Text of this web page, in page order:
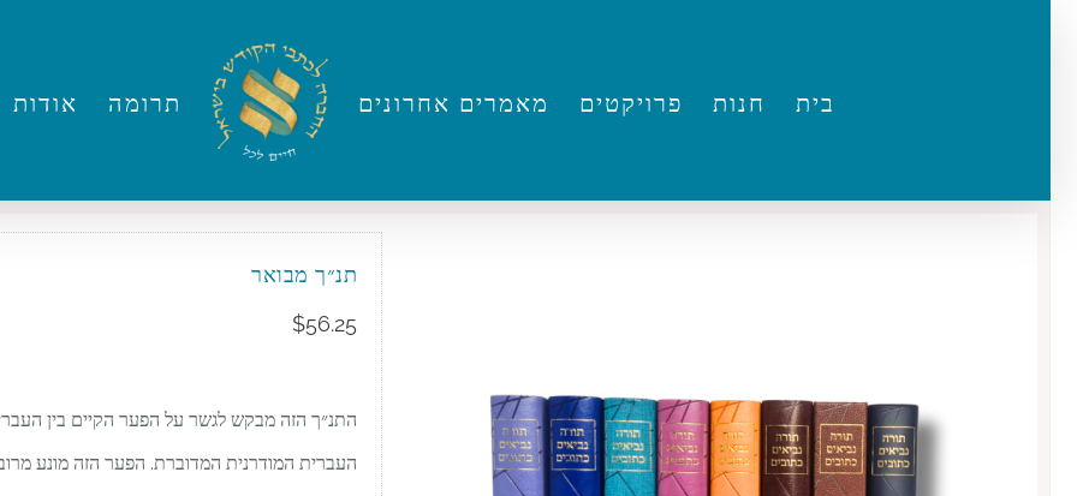
בית חנות פרויקטים מאמרים אחרונים תרומה אודות
תנ״ך מבואר
$56.25
התנ״ך הזה מבקש לגשר על הפער הקיים בין
העברית המודרנית המדוברת. הפער הזה מונע